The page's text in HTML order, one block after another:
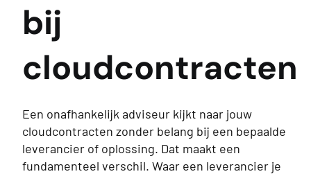
bij
cloudcontracten
Een onafhankelijk adviseur kijkt naar jouw
cloudcontracten zonder belang bij een bepaalde
leverancier of oplossing. Dat maakt een
fundamenteel verschil. Waar een leverancier je